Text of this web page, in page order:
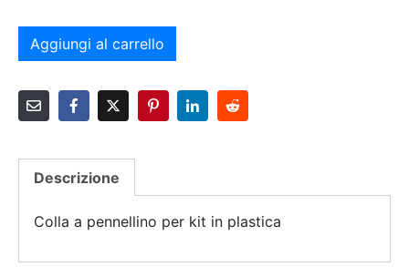
Aggiungi al carrello
Descrizione
Colla a pennellino per kit in plastica